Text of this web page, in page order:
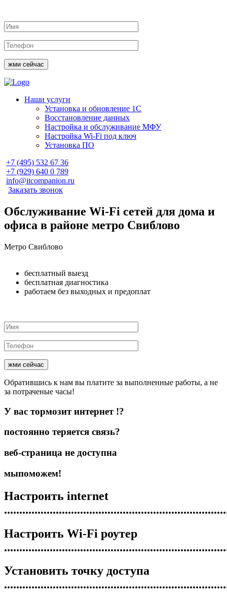
жми сейчас
Наши услуги
Установка и обновление 1С
Восстановление данных
Настройка и обслуживание МФУ
Настройка Wi-Fi под ключ
Установка ПО
+7 (495) 532 67 36
+7 (929) 640 0 789
info@itcompanion.ru
Заказать звонок
Обслуживание Wi-Fi сетей для дома и
офиса в районе метро Свиблово
Метро Свиблово
бесплатный выезд
бесплатная диагностика
работаем без выходных и предоплат
жми сейчас
Обратившись к нам вы платите за выполненные работы, а не
за потраченые часы!
У вас тормозитинтернет !?
постоянно теряется связь?
веб-страница не доступна
мыпоможем!
Настроить internet
Настроить Wi-Fi роутер
Установить точку доступа